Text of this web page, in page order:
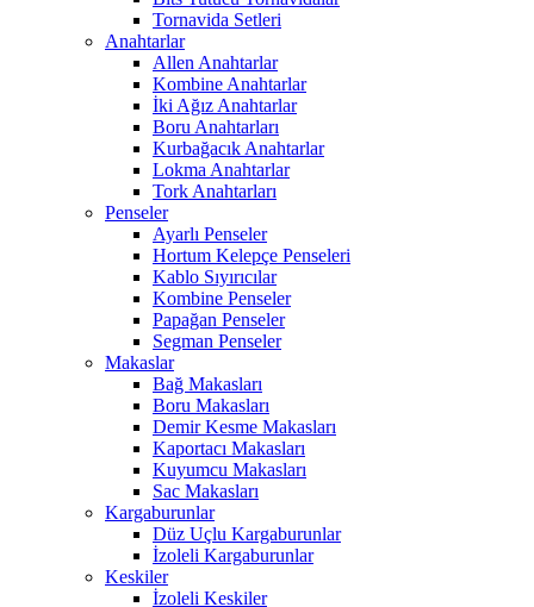
Tornavida Setleri
Anahtarlar
Allen Anahtarlar
Kombine Anahtarlar
İki Ağız Anahtarlar
Boru Anahtarları
Kurbağacık Anahtarlar
Lokma Anahtarlar
Tork Anahtarları
Penseler
Ayarlı Penseler
Hortum Kelepçe Penseleri
Kablo Sıyırıcılar
Kombine Penseler
Papağan Penseler
Segman Penseler
Makaslar
Bağ Makasları
Boru Makasları
Demir Kesme Makasları
Kaportacı Makasları
Kuyumcu Makasları
Sac Makasları
Kargaburunlar
Düz Uçlu Kargaburunlar
İzoleli Kargaburunlar
Keskiler
İzoleli Keskiler